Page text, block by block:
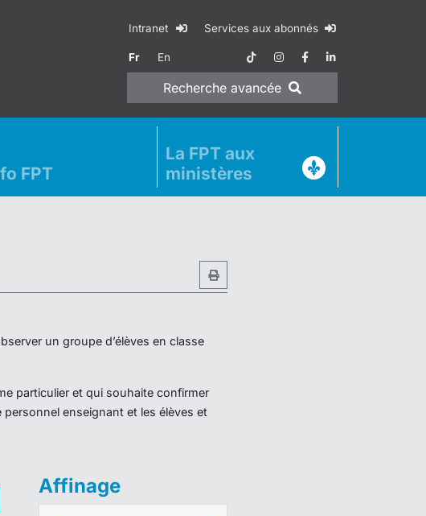
Intranet Services aux abonnés
Fr En
Recherche avancée
FPT
La FPT aux
ministères
un groupe d’élèves en classe
particulier et qui souhaite confirmer
personnel enseignant et les élèves et
Affinage